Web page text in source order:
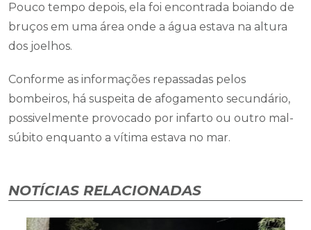
Pouco tempo depois, ela foi encontrada boiando de
bruços em uma área onde a água estava na altura
dos joelhos.
Conforme as informações repassadas pelos
bombeiros, há suspeita de afogamento secundário,
possivelmente provocado por infarto ou outro mal-
súbito enquanto a vítima estava no mar.
NOTÍCIAS RELACIONADAS